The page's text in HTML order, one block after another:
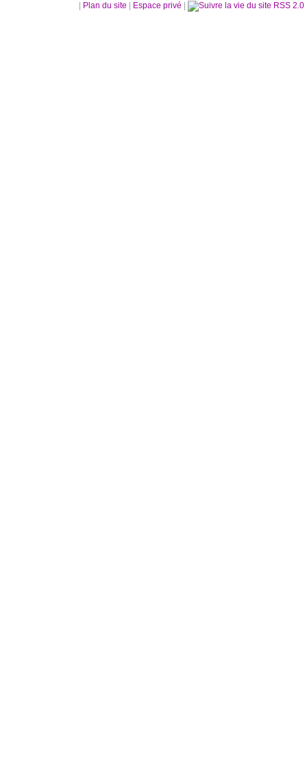
Plan du site Espace privé RSS 2.0